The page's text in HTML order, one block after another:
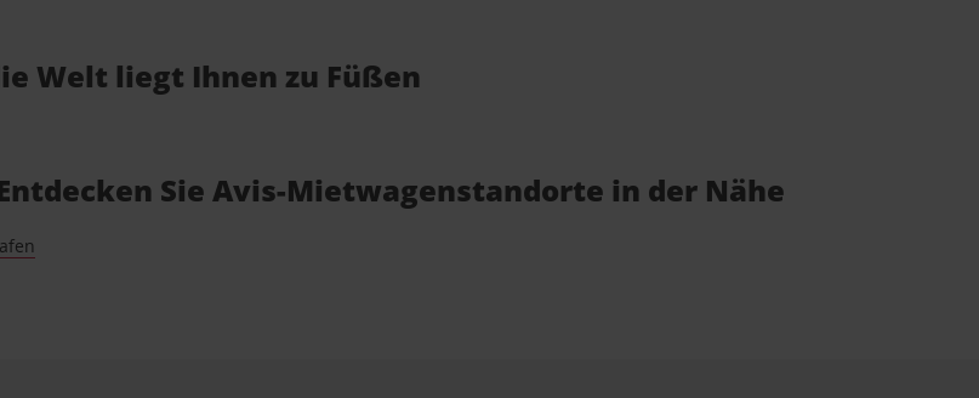
Welt liegt Ihnen zu Füßen
Sie Avis-Mietwagenstandorte in der Nähe